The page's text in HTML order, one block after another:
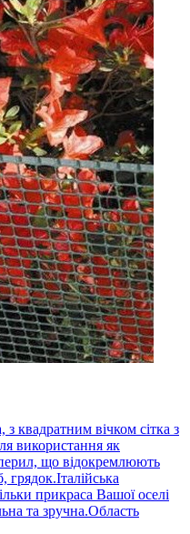
квадратним вічком сітка з
використання як
що відокремлюють
грядок.Італійська
прикраса Вашої оселі
та зручна.Область